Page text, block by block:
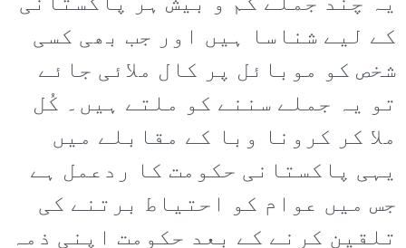
کے لیے شناسا ہیں اور جب بھی کسی
شخص کو موبائل پر کال ملائی جائے
تو یہ جملے سننے کو ملتے ہیں۔ کُل
ملا کر کرونا وبا کے مقابلے میں
یہی پاکستانی حکومت کا ردعمل ہے
جس میں عوام کو احتیاط برتنے کی
تلقین کرنے کے بعد حکومت اپنی ذمہ